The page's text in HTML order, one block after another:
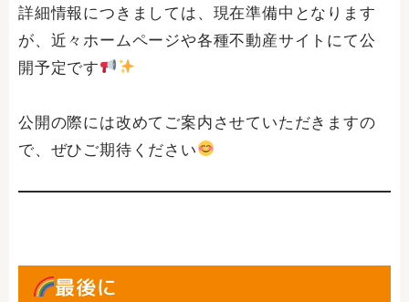
詳細情報につきましては、現在準備中となります
が、近々ホームページや各種不動産サイトにて公
開予定です
公開の際には改めてご案内させていただきますの
で、ぜひご期待ください
最後に